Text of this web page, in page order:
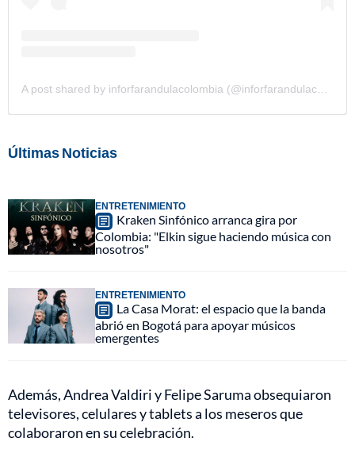
Últimas Noticias
ENTRETENIMIENTO
Kraken Sinfónico arranca gira por
Colombia: "Elkin sigue haciendo música con
nosotros"
ENTRETENIMIENTO
La Casa Morat: el espacio que la banda
abrió en Bogotá para apoyar músicos
emergentes
Además, Andrea Valdiri y Felipe Saruma obsequiaron
televisores, celulares y tablets a los meseros que
colaboraron en su celebración.